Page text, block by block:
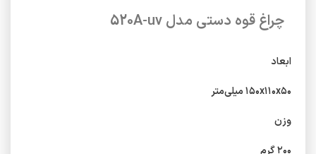
چراغ قوه دستی مدل 520A-uv
ابعاد
۱۵۰x۱۱۰x۵۰ میلی‌متر
وزن
۲۰۰ گرم